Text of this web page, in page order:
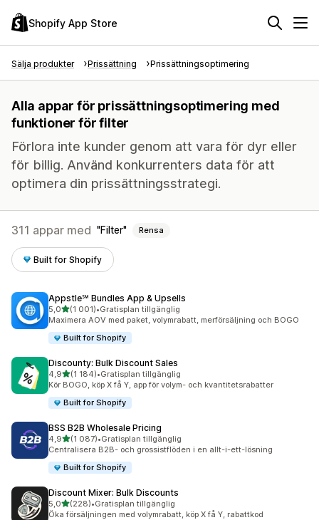
Shopify App Store
Sälja produkter Prissättning Prissättningsoptimering
Alla appar för prissättningsoptimering med
funktioner för filter
Förlora inte kunder genom att vara för dyr eller
för billig. Använd konkurrenters data för att
optimera din prissättningsstrategi.
311 appar med Filter Rensa
Built for Shopify
Appstle℠ Bundles App & Upsells
5,0av 5 stjärnor
(1 001)
1001 recensioner totalt
•Gratisplan tillgänglig
Maximera AOV med paket, volymrabatt, merförsäljning och BOGO
Built for Shopify
Discounty: Bulk Discount Sales
4,9av 5 stjärnor
(1 184)
1184 recensioner totalt
•Gratisplan tillgänglig
Kör BOGO, köp X få Y, app för volym- och kvantitetsrabatter
Built for Shopify
BSS B2B Wholesale Pricing
4,9av 5 stjärnor
(1 087)
1087 recensioner totalt
•Gratisplan tillgänglig
Centralisera B2B- och grossistflöden i en allt-i-ett-lösning
Built for Shopify
Discount Mixer: Bulk Discounts
5,0av 5 stjärnor
(228)
228 recensioner totalt
•Gratisplan tillgänglig
Öka försäljningen med volymrabatt, köp X få Y, rabattkod